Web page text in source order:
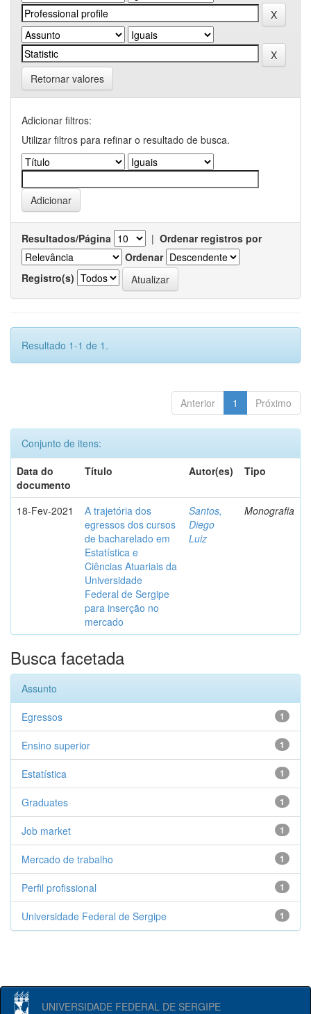
Retornar valores
Adicionar filtros:
Utilizar filtros para refinar o resultado de busca.
Resultados/Página | Ordenar registros por
Ordenar
Registro(s)
Resultado 1-1 de 1.
Anterior 1 Próximo
Conjunto de itens:
Data do
documento
Título Autor(es) Tipo
18-Fev-2021
A trajetória dos
egressos dos cursos
de bacharelado em
Estatística e
Ciências Atuariais da
Universidade
Federal de Sergipe
para inserção no
mercado
Santos,
Diego
Luiz
Monografia
Busca facetada
Assunto
1
Egressos
1
Ensino superior
1
Estatística
1
Graduates
1
Job market
1
Mercado de trabalho
1
Perfil profissional
1
Universidade Federal de Sergipe
UNIVERSIDADE FEDERAL DE SERGIPE